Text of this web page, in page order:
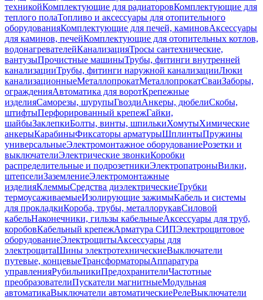
техникойКомплектующие для радиаторовКомплектующие для
теплого полаТопливо и аксессуары для отопительного
оборудованияКомплектующие для печей, каминовАксессуары
для каминов, печейКомплектующие для отопительных котлов,
водонагревателейКанализацияТросы сантехнические,
вантузыПрочистные машиныТрубы, фитинги внутренней
канализацииТрубы, фитинги наружной канализацииЛюки
канализационныеМеталлопрокатМеталлопрокатСваиЗаборы,
огражденияАвтоматика для воротКрепежные
изделияСаморезы, шурупыГвоздиАнкеры, дюбелиСкобы,
штифтыПерфорированный крепежГайки,
шайбыЗаклепкиБолты, винты, шпилькиХомутыХимические
анкерыКарабиныФиксаторы арматурыШплинтыПружины
универсальныеЭлектромонтажное оборудованиеРозетки и
выключателиЭлектрические звонкиКоробки
распределительные и подрозетникиЭлектропатроныВилки,
штепселиЗаземлениеЭлектромонтажные
изделияКлеммыСредства диэлектрическиеТрубки
термоусаживаемыеИзолирующие зажимыКабель и системы
для прокладкиКороба, трубы, металлорукавСиловой
кабельНаконечники, гильзы кабельныеАксессуары для труб,
коробовКабельный крепежАрматура СИПЭлектрощитовое
оборудованиеЭлектрощитыАксессуары для
электрощитаШины электротехническиеВыключатели
путевые, концевыеТрансформаторыАппаратура
управленияРубильникиПредохранителиЧастотные
преобразователиПускатели магнитныеМодульная
автоматикаВыключатели автоматическиеРелеВыключатели